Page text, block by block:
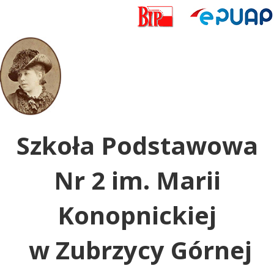
zawiera
system
dostępności.
Szkoła Podstawowa
Nr 2 im. Marii
Konopnickiej
w Zubrzycy Górnej